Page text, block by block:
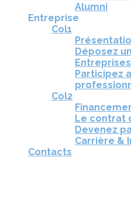
Alumni
Entreprise
Col1
Déposez
Participez
Col2
Le contrat
Devenez
Carrière &
Contacts